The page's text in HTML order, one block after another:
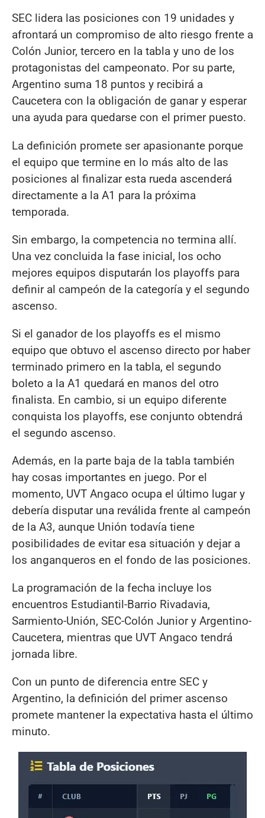
SEC lidera las posiciones con 19 unidades y
afrontará un compromiso de alto riesgo frente a
Colón Junior, tercero en la tabla y uno de los
protagonistas del campeonato. Por su parte,
Argentino suma 18 puntos y recibirá a
Caucetera con la obligación de ganar y esperar
una ayuda para quedarse con el primer puesto.
La definición promete ser apasionante porque
el equipo que termine en lo más alto de las
posiciones al finalizar esta rueda ascenderá
directamente a la A1 para la próxima
temporada.
Sin embargo, la competencia no termina allí.
Una vez concluida la fase inicial, los ocho
mejores equipos disputarán los playoffs para
definir al campeón de la categoría y el segundo
ascenso.
Si el ganador de los playoffs es el mismo
equipo que obtuvo el ascenso directo por haber
terminado primero en la tabla, el segundo
boleto a la A1 quedará en manos del otro
finalista. En cambio, si un equipo diferente
conquista los playoffs, ese conjunto obtendrá
el segundo ascenso.
Además, en la parte baja de la tabla también
hay cosas importantes en juego. Por el
momento, UVT Angaco ocupa el último lugar y
debería disputar una reválida frente al campeón
de la A3, aunque Unión todavía tiene
posibilidades de evitar esa situación y dejar a
los anganqueros en el fondo de las posiciones.
La programación de la fecha incluye los
encuentros Estudiantil-Barrio Rivadavia,
Sarmiento-Unión, SEC-Colón Junior y Argentino-
Caucetera, mientras que UVT Angaco tendrá
jornada libre.
Con un punto de diferencia entre SEC y
Argentino, la definición del primer ascenso
promete mantener la expectativa hasta el último
minuto.